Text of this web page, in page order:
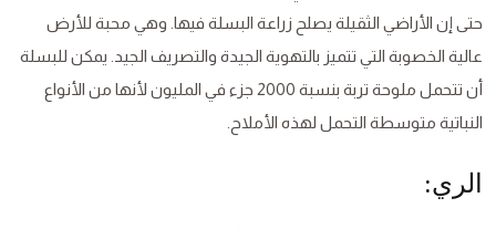
حتى إن الأراضي الثقيلة يصلح زراعة البسلة فيها. وهي محبة للأرض
عالية الخصوبة التي تتميز بالتهوية الجيدة والتصريف الجيد. يمكن للبسلة
أن تتحمل ملوحة تربة بنسبة 2000 جزء في المليون لأنها من الأنواع
النباتية متوسطة التحمل لهذه الأملاح.
الري: